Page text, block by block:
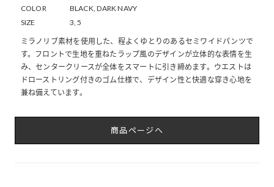
COLOR
BLACK, DARK NAVY
SIZE
3, 5
ミラノリブ素材を使用した、程よくゆとりのあるセミワイドパンツで
す。フロントで生地を重ねたラップ風のデザインが立体的な表情を生
み、センタークリースが全体をスマートに引き締めます。ウエストは
ドローストリング付きのゴム仕様で、デザイン性と快適な穿き心地を
兼ね備えています。
商品ページへ